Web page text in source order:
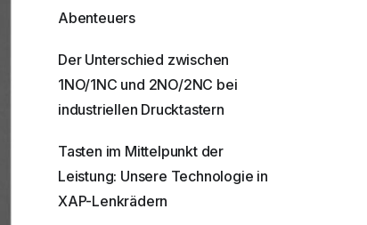
Abenteuers
Der Unterschied zwischen
1NO/1NC und 2NO/2NC bei
industriellen Drucktastern
Tasten im Mittelpunkt der
Leistung: Unsere Technologie in
XAP-Lenkrädern